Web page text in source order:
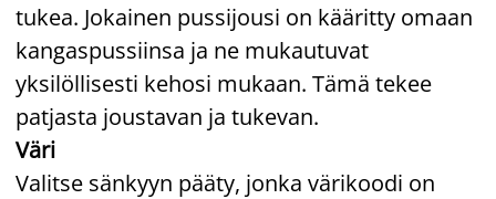
tukea. Jokainen pussijousi on kääritty omaan
kangaspussiinsa ja ne mukautuvat
yksilöllisesti kehosi mukaan. Tämä tekee
patjasta joustavan ja tukevan.
Väri
Valitse sänkyyn pääty, jonka värikoodi on